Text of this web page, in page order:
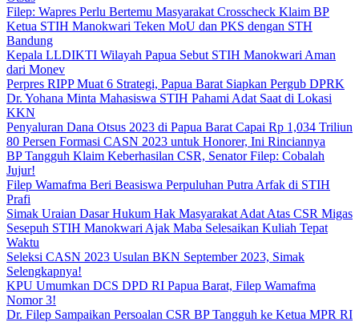
Filep: Wapres Perlu Bertemu Masyarakat Crosscheck Klaim BP
Ketua STIH Manokwari Teken MoU dan PKS dengan STH
Bandung
Kepala LLDIKTI Wilayah Papua Sebut STIH Manokwari Aman
dari Monev
Perpres RIPP Muat 6 Strategi, Papua Barat Siapkan Pergub DPRK
Dr. Yohana Minta Mahasiswa STIH Pahami Adat Saat di Lokasi
KKN
Penyaluran Dana Otsus 2023 di Papua Barat Capai Rp 1,034 Triliun
80 Persen Formasi CASN 2023 untuk Honorer, Ini Rinciannya
BP Tangguh Klaim Keberhasilan CSR, Senator Filep: Cobalah
Jujur!
Filep Wamafma Beri Beasiswa Perpuluhan Putra Arfak di STIH
Prafi
Simak Uraian Dasar Hukum Hak Masyarakat Adat Atas CSR Migas
Sesepuh STIH Manokwari Ajak Maba Selesaikan Kuliah Tepat
Waktu
Seleksi CASN 2023 Usulan BKN September 2023, Simak
Selengkapnya!
KPU Umumkan DCS DPD RI Papua Barat, Filep Wamafma
Nomor 3!
Dr. Filep Sampaikan Persoalan CSR BP Tangguh ke Ketua MPR RI